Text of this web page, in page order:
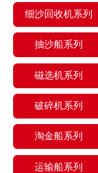
细沙回收机系列
抽沙船系列
磁选机系列
破碎机系列
淘金船系列
运输船系列